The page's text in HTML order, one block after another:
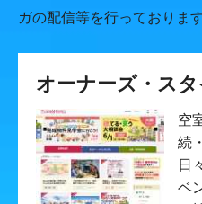
ガの配信等を行っております
オーナーズ・ス
空
続
日
ベ